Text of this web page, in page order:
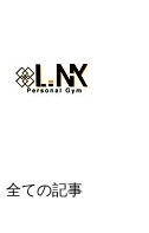
全ての記事